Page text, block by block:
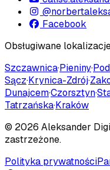
Facebook
Obsługiwane
Szczawnica·Pieniny·
Sącz·Krynica-Zdrój·
Dunajcem·Czorsztyn·
Tatrzańska·Kraków
© 2026 Aleksander
zastrzeżone.
Polityka prywatności